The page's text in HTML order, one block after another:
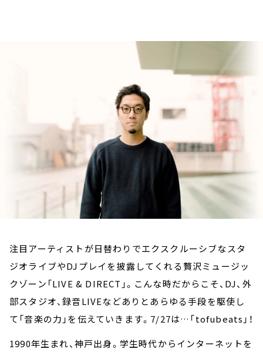
注目アーティストが日替わりでエクスクルーシブなスタ
ジオライブやDJプレイを披露してくれる贅沢ミュージッ
クゾーン「LIVE & DIRECT」。こんな時だからこそ、DJ、外
部スタジオ、録音LIVEなどありとあらゆる手段を駆使し
て「音楽の力」を伝えていきます。7/27は…「tofubeats」！
1990年生まれ、神戸出身。学生時代からインターネットを